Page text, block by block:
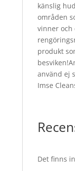
känslig
områden
vinner
produkt
använd ej
Imse
Det finns